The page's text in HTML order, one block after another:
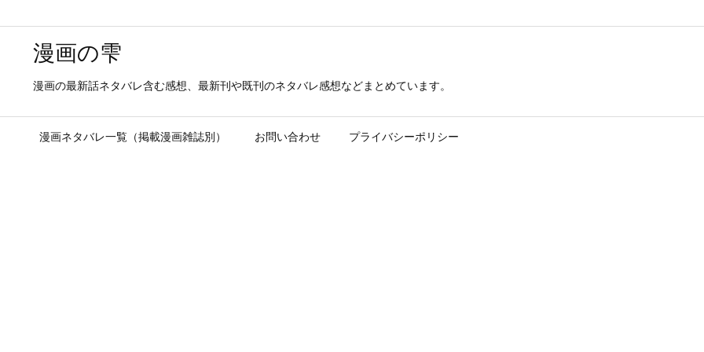
漫画の雫
漫画の最新話ネタバレ含む感想、最新刊や既刊のネタバレ感想などまとめています。
漫画ネタバレ一覧（掲載漫画雑誌別） お問い合わせ プライバシーポリシー